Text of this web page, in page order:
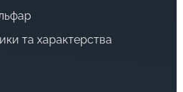
та характерства